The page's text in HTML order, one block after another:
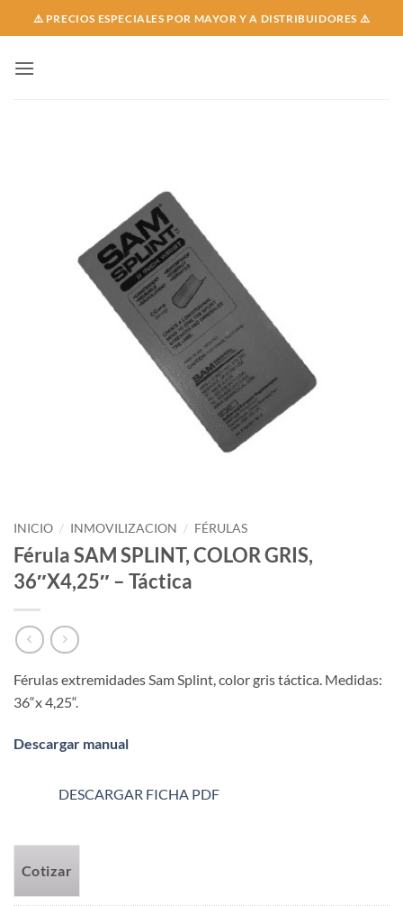
to
⚠️ PRECIOS ESPECIALES POR MAYOR Y A DISTRIBUIDORES ⚠️
INICIO / INMOVILIZACION / FÉRULAS
Férula SAM SPLINT, COLOR GRIS,
36″X4,25″ – Táctica
Férulas extremidades Sam Splint, color gris táctica. Medidas:
36“x 4,25“.
Descargar manual
DESCARGAR FICHA PDF
Cotizar